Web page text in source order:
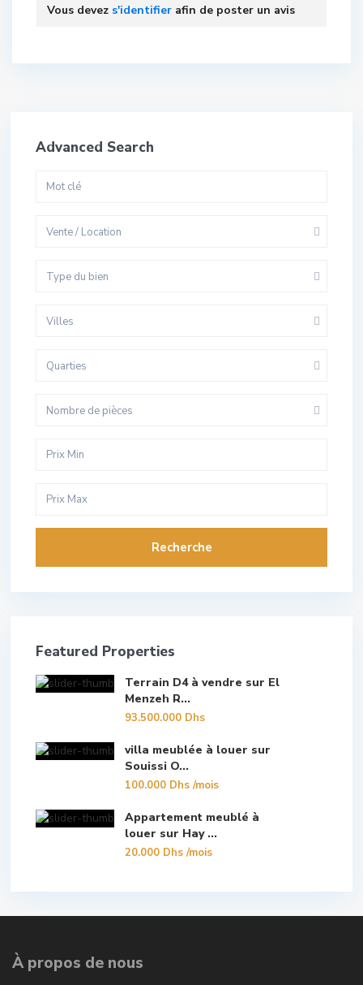
Vous devez s'identifier afin de poster un avis
Advanced Search
Vente / Location
Type du bien
Villes
Quarties
Nombre de pièces
Recherche
Featured Properties
Terrain D4 à vendre sur El
Menzeh R...
93.500.000 Dhs
villa meublée à louer sur
Souissi O...
100.000 Dhs/mois
Appartement meublé à
louer sur Hay ...
20.000 Dhs/mois
À propos de nous